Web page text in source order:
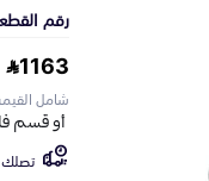
رقم
1163
شامل
تصلك